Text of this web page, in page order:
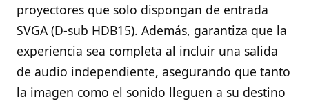
proyectores que solo dispongan de entrada
SVGA (D-sub HDB15). Además, garantiza que la
experiencia sea completa al incluir una salida
de audio independiente, asegurando que tanto
la imagen como el sonido lleguen a su destino